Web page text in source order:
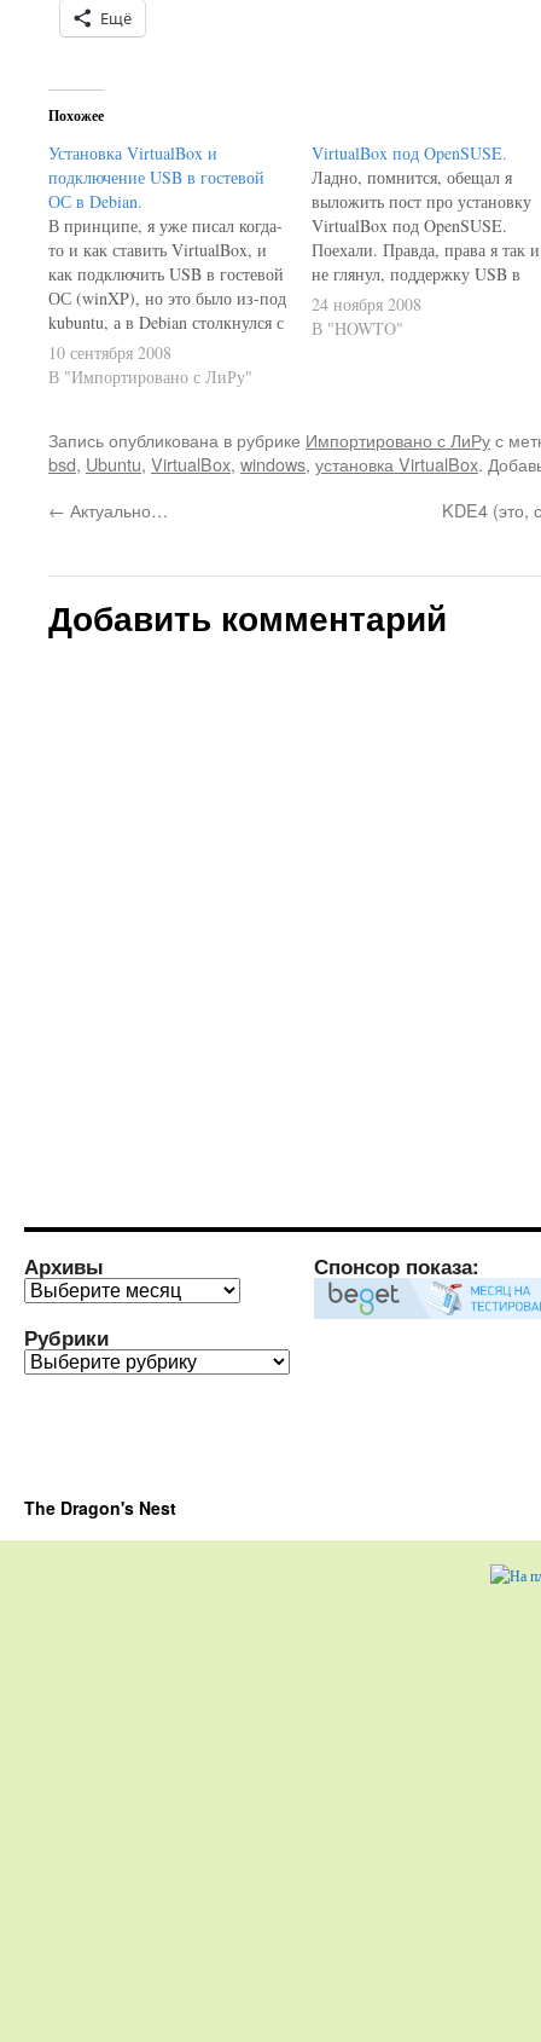
Ещё
Похожее
Установка VirtualBox и
подключение USB в гостевой
ОС в Debian.
В принципе, я уже писал когда-
то и как ставить VirtualBox, и
как подключить USB в гостевой
ОС (winXP), но это было из-под
kubuntu, а в Debian столкнулся с
некоторыми проблемами.
Поскольку Гугль очень неохотно
выдавал ссылочки на решения
русскоязычных сайтах вообще
ничего не выдал), то я…
10 сентября 2008
В "Импортировано с ЛиРу"
VirtualBox под OpenSUSE.
Ладно, помнится, обещал я
выложить пост про установку
VirtualBox под OpenSUSE.
Поехали. Правда, права я так и
не глянул, поддержку USB в
гостевой не проверил - это ещё
впереди. Впрочем, установка
YaST2 в…
24 ноября 2008
В "HOWTO"
Запись опубликована в рубрике Импортировано с ЛиРус
bsd, Ubuntu, VirtualBox, windows, установка VirtualBox.
← Актуально… KDE4 (это,
Добавить комментарий
Архивы
Архивы
Рубрики
Рубрики
Спонсор показа:
The Dragon's Nest